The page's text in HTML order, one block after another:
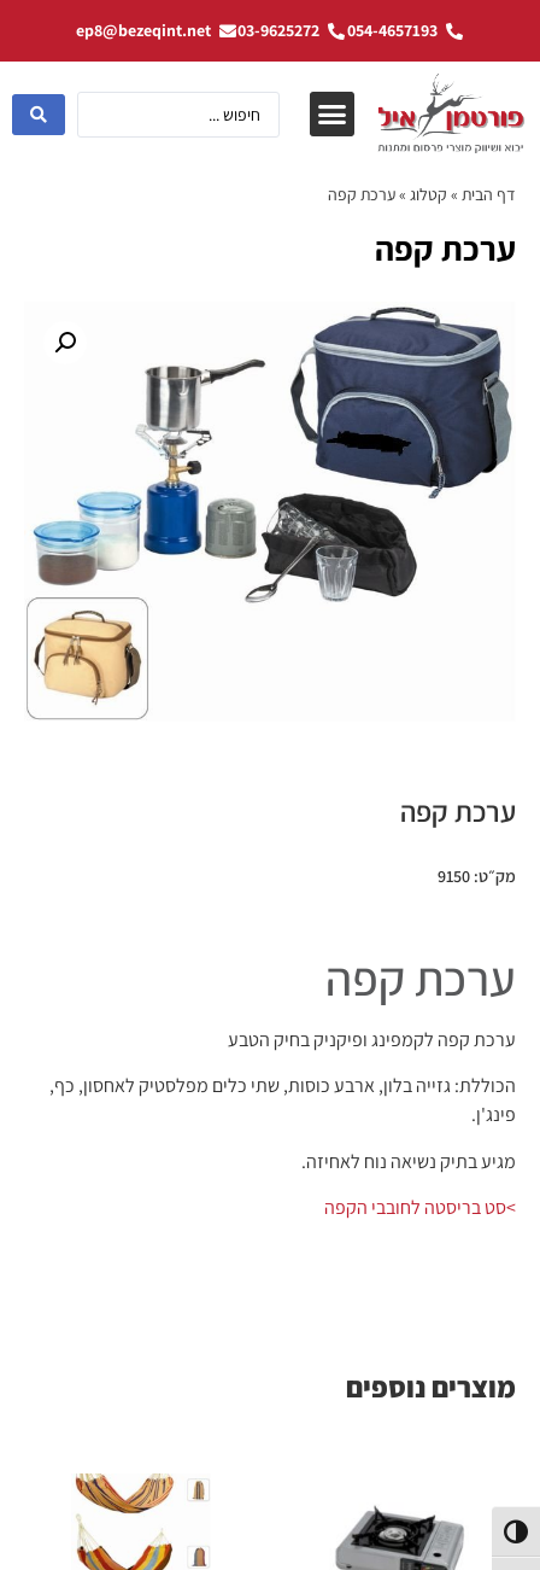
הפעל/כבה ניגודיות גבוהה
054-4657193
03-9625272
ep8@bezeqint.net
דף הבית » קטלוג »ערכת קפה
ערכת קפה
ערכת קפה
מק״ט: 9150
ערכת קפה
ערכת קפה לקמפינג ופיקניק בחיק הטבע
הכוללת: גזייה בלון, ארבע כוסות, שתי כלים מפלסטיק לאחסון, כף,
פינג'ן.
מגיע בתיק נשיאה נוח לאחיזה.
>סט בריסטה לחובבי הקפה
מוצרים נוספים